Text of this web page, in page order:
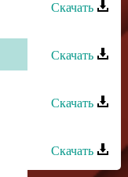
Скачать
Скачать
Скачать
Скачать